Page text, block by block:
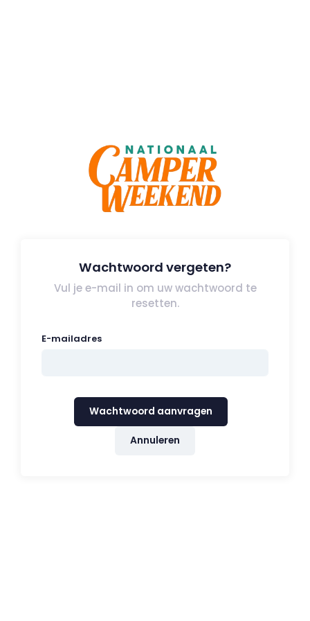
Wachtwoord vergeten?
Vul je e-mail in om uw wachtwoord te
resetten.
E-mailadres
Wachtwoord aanvragen
Annuleren